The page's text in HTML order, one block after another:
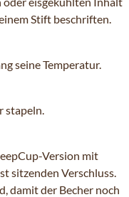
Stift beschriften.
seine Temperatur.
stapeln.
Version mit
sitzenden Verschluss.
damit der Becher noch